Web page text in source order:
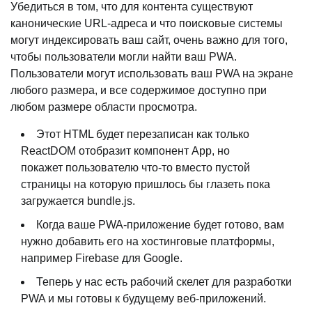
Убедиться в том, что для контента существуют
канонические URL-адреса и что поисковые системы
могут индексировать ваш сайт, очень важно для того,
чтобы пользователи могли найти ваш PWA.
Пользователи могут использовать ваш PWA на экране
любого размера, и все содержимое доступно при
любом размере области просмотра.
Этот HTML будет перезаписан как только
ReactDOM отобразит компонент App, но
покажет пользователю что-то вместо пустой
страницы на которую пришлось бы глазеть пока
загружается bundle.js.
Когда ваше PWA-приложение будет готово, вам
нужно добавить его на хостинговые платформы,
например Firebase для Google.
Теперь у нас есть рабочий скелет для разработки
PWA и мы готовы к будущему веб-приложений.